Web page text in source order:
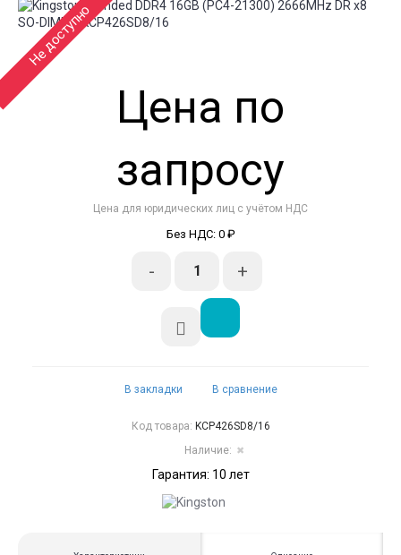
Не доступно
Цена по
запросу
Цена для юридических лиц с учётом НДС
Без НДС: 0 ₽
- +
В закладки В сравнение
Код товара: KCP426SD8/16
Наличие: ✖
Гарантия: 10 лет